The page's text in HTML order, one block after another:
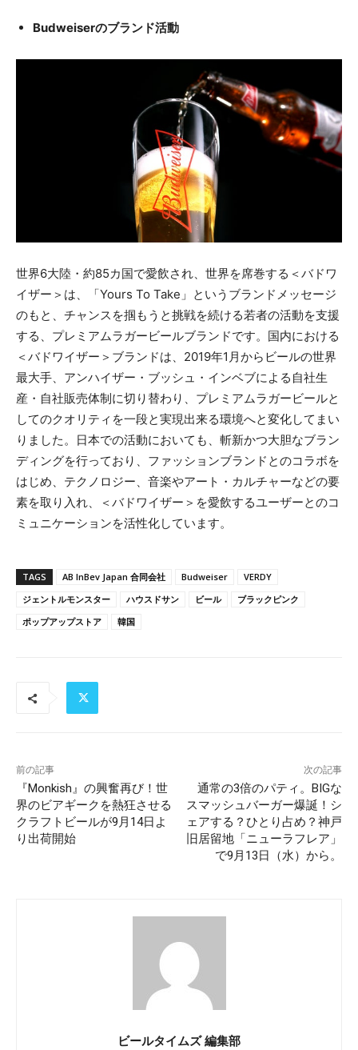
Budweiserのブランド活動
世界6⼤陸・約85カ国で愛飲され、世界を席巻する＜バドワ
イザー＞は、「Yours To Take」というブランドメッセージ
のもと、チャンスを掴もうと挑戦を続ける若者の活動を支援
する、プレミアムラガービールブランドです。国内における
＜バドワイザー＞ブランドは、2019年1月からビールの世界
最大手、アンハイザー・ブッシュ・インベブによる自社生
産・自社販売体制に切り替わり、プレミアムラガービールと
してのクオリティを一段と実現出来る環境へと変化してまい
りました。日本での活動においても、斬新かつ大胆なブラン
ディングを行っており、ファッションブランドとのコラボを
はじめ、テクノロジー、音楽やアート・カルチャーなどの要
素を取り入れ、＜バドワイザー＞を愛飲するユーザーとのコ
ミュニケーションを活性化しています。
TAGS AB InBev Japan 合同会社 Budweiser
VERDY
ジェントルモンスター
ハウスドサン ビール
ブラックピンク
ポップアップストア
韓国
前の記事
『Monkish』の興奮再び！世
界のビアギークを熱狂させる
クラフトビールが9月14日よ
り出荷開始
次の記事
通常の3倍のパティ。BIGな
スマッシュバーガー爆誕！シ
ェアする？ひとり占め？神戸
旧居留地「ニューラフレア」
で9月13日（水）から。
ビールタイムズ 編集部